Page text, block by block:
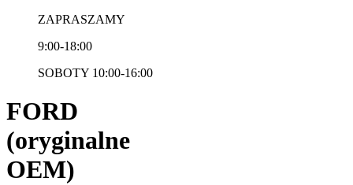
ZAPRASZAMY
9:00-18:00
SOBOTY 10:00-16:00
FORD
(oryginalne
OEM)